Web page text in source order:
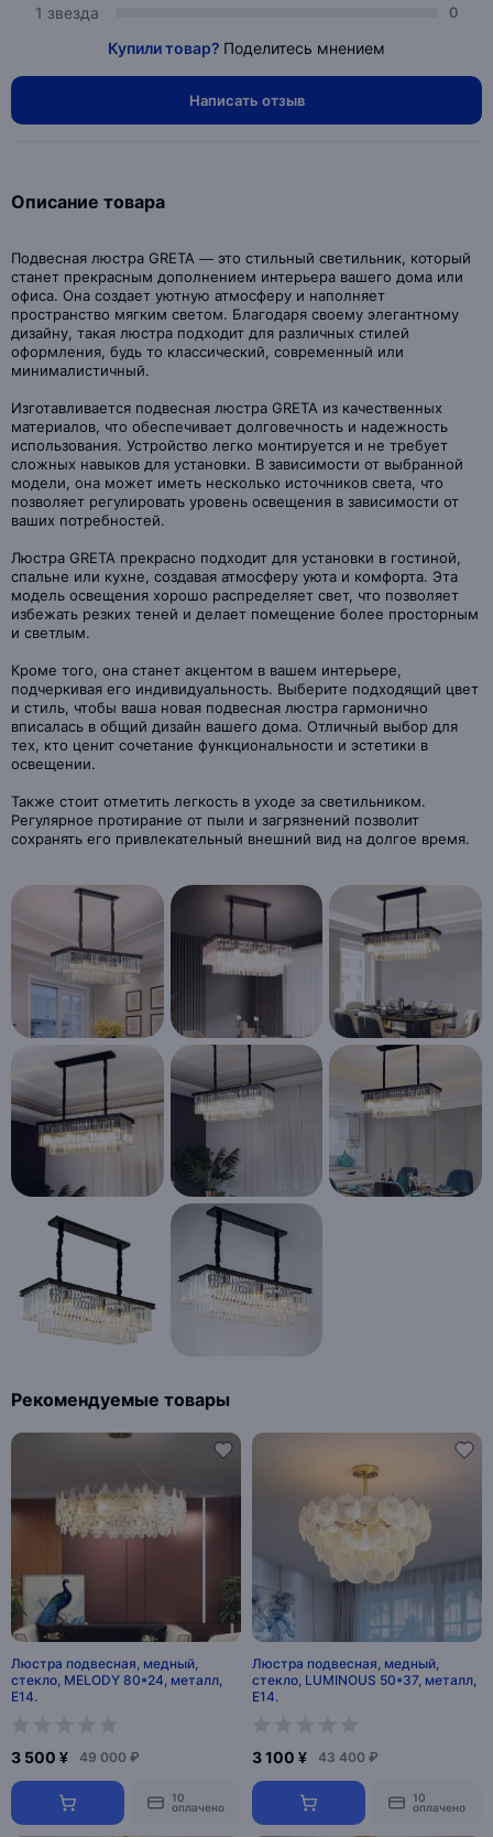
1 звезда 0
Купили товар? Поделитесь мнением
Написать отзыв
Описание товара
Подвесная люстра GRETA — это стильный светильник, который
станет прекрасным дополнением интерьера вашего дома или
офиса. Она создает уютную атмосферу и наполняет
пространство мягким светом. Благодаря своему элегантному
дизайну, такая люстра подходит для различных стилей
оформления, будь то классический, современный или
минималистичный.
Изготавливается подвесная люстра GRETA из качественных
материалов, что обеспечивает долговечность и надежность
использования. Устройство легко монтируется и не требует
сложных навыков для установки. В зависимости от выбранной
модели, она может иметь несколько источников света, что
позволяет регулировать уровень освещения в зависимости от
ваших потребностей.
Люстра GRETA прекрасно подходит для установки в гостиной,
спальне или кухне, создавая атмосферу уюта и комфорта. Эта
модель освещения хорошо распределяет свет, что позволяет
избежать резких теней и делает помещение более просторным
и светлым.
Кроме того, она станет акцентом в вашем интерьере,
подчеркивая его индивидуальность. Выберите подходящий цвет
и стиль, чтобы ваша новая подвесная люстра гармонично
вписалась в общий дизайн вашего дома. Отличный выбор для
тех, кто ценит сочетание функциональности и эстетики в
освещении.
Также стоит отметить легкость в уходе за светильником.
Регулярное протирание от пыли и загрязнений позволит
сохранять его привлекательный внешний вид на долгое время.
Рекомендуемые товары
Люстра подвесная, медный,
стекло, MELODY 80*24, металл,
E14.
3 500 ¥ 49 000 ₽
10
оплачено
Люстра подвесная, медный,
стекло, LUMINOUS 50*37, металл,
E14.
3 100 ¥ 43 400 ₽
10
оплачено